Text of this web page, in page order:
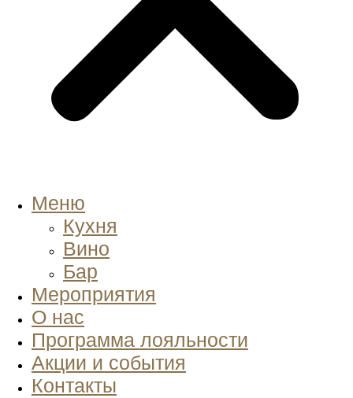
Меню
Кухня
Вино
Бар
Мероприятия
О нас
Программа лояльности
Акции и события
Контакты